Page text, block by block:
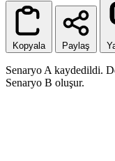
Kopyala Paylaş
Senaryo A kaydedildi.
Senaryo B oluşur.